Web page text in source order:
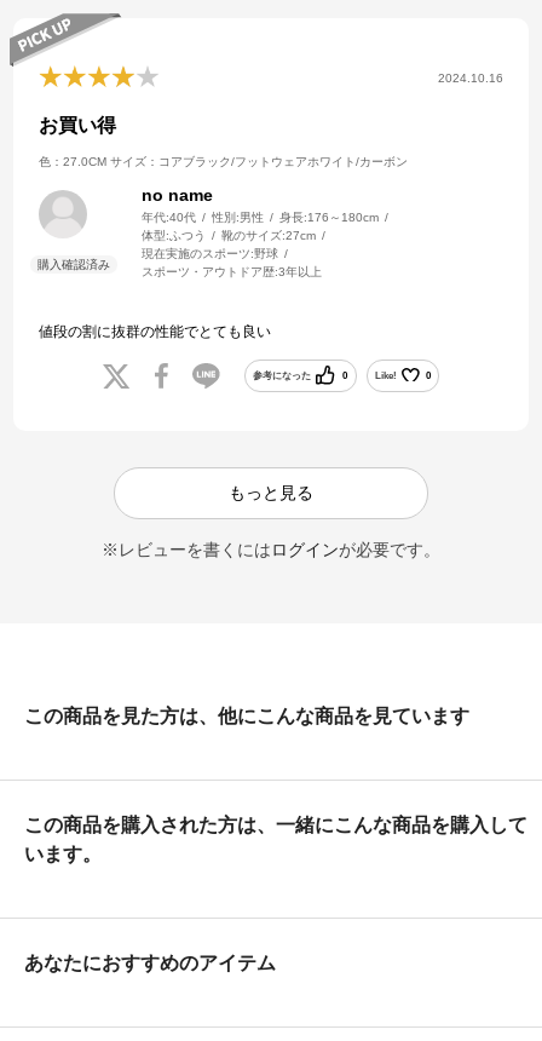
2024.10.16
お買い得
色：27.0CM サイズ：コアブラック/フットウェアホワイト/カーボン
no name
年代:40代 性別:男性 身長:176～180cm
体型:ふつう 靴のサイズ:27cm
現在実施のスポーツ:野球
スポーツ・アウトドア歴:3年以上
値段の割に抜群の性能でとても良い
参考になった 0 Like! 0
もっと見る
※レビューを書くにはログインが必要です。
この商品を見た方は、他にこんな商品を見ています
この商品を購入された方は、一緒にこんな商品を購入して
います。
あなたにおすすめのアイテム